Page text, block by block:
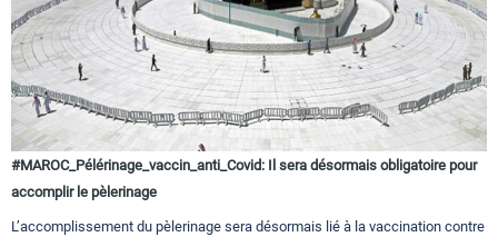
#MAROC_Pélérinage_vaccin_anti_Covid: Il sera désormais obligatoire pour
accomplir le pèlerinage
L’accomplissement du pèlerinage sera désormais lié à la vaccination contre